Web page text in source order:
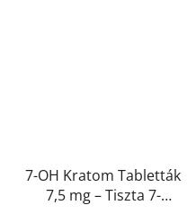
7-OH Kratom Tabletták
7,5 mg – Tiszta 7-